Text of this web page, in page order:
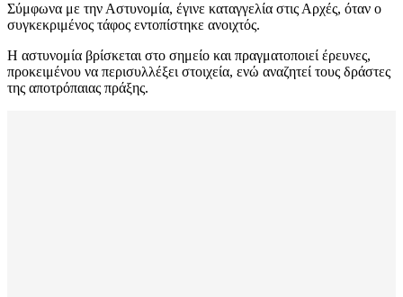
Σύμφωνα με την Αστυνομία, έγινε καταγγελία στις Αρχές, όταν ο
συγκεκριμένος τάφος εντοπίστηκε ανοιχτός.
Η αστυνομία βρίσκεται στο σημείο και πραγματοποιεί έρευνες,
προκειμένου να περισυλλέξει στοιχεία, ενώ αναζητεί τους δράστες
της αποτρόπαιας πράξης.